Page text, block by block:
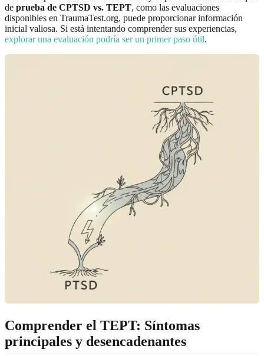
de prueba de CPTSD vs. TEPT, como las evaluaciones
disponibles en TraumaTest.org, puede proporcionar información
inicial valiosa. Si está intentando comprender sus experiencias,
explorar una evaluación podría ser un primer paso útil.
Comprender el TEPT: Síntomas
principales y desencadenantes